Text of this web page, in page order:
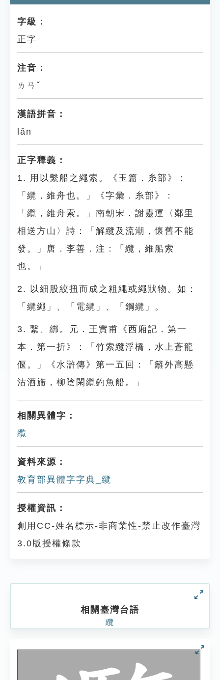
字級：
正字
注音：
ㄌㄢˇ
漢語拼音：
lǎn
正字釋義：
1. 用以繫船之繩索。《玉篇．糸部》：
「纜，維舟也。」《字彙．糸部》：
「纜，維舟索。」南朝宋．謝靈運〈鄰里
相送方山〉詩：「解纜及流潮，懷舊不能
發。」唐．李善．注：「纜，維船索
也。」
2. 以細股絞扭而成之粗繩或繩狀物。如：
「纜繩」、「電纜」、「鋼纜」。
3. 繫、綁。元．王實甫《西廂記．第一
本．第一折》：「竹索纜浮橋，水上蒼龍
偃。」《水滸傳》第一五回：「籬外高懸
沽酒旆，柳陰閑纜釣魚船。」
相關異體字：
䌫
資料來源：
教育部異體字字典_纜
授權資訊：
創用CC-姓名標示-非商業性-禁止改作臺灣
3.0版授權條款
相關臺灣台語
纜